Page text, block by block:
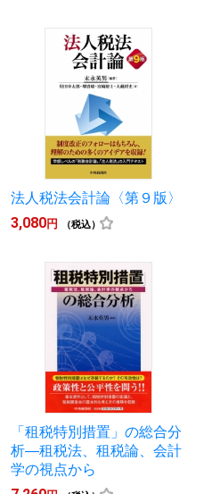
法人税法会計論〈第９版〉
3,080円 （税込）
「租税特別措置」の総合分
析―租税法、租税論、会計
学の視点から